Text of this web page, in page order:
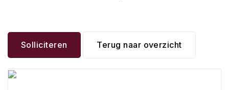
Solliciteren Terug naar overzicht